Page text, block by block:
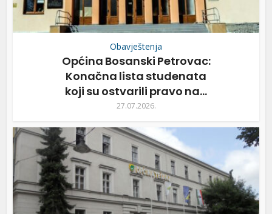
Obavještenja
Općina Bosanski Petrovac:
Konačna lista studenata
koji su ostvarili pravo na...
27.07.2026.